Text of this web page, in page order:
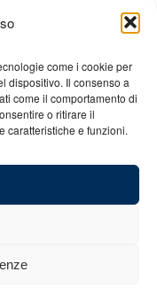
come i cookie per
dispositivo. Il consenso a
come il comportamento di
o ritirare il
caratteristiche e funzioni.
Gear
RA 199431 (sede